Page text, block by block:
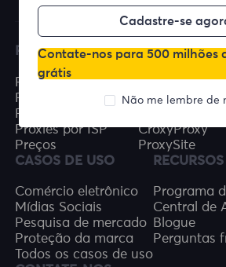
PRODUTOS
Proxies Residenciais
Proxies estáticos
Proxies Ilimitados
Proxies por ISP
Preços
Proxy
Locais
CroxyProxy
ProxySite
CASOS DE USO
Comércio eletrônico
Mídias Sociais
Pesquisa de mercado
Proteção da marca
Todos os casos de uso
RECURSOS
Programa
Central de
Blogue
Perguntas
Cadastre-se
Contate-nos para 500 milhões
grátis
Não me lembre de